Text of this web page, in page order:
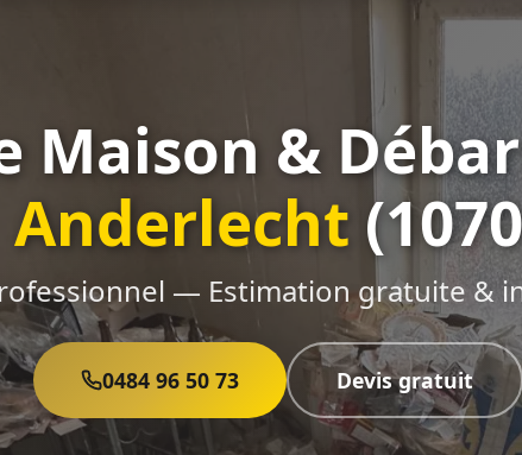
Maison &
Anderlecht
— Estimation gratuite &
0484 96 50 73 Devis gratuit